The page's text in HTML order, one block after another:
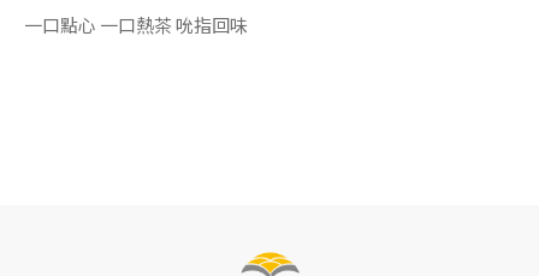
一口點心 一口熱茶 吮指回味